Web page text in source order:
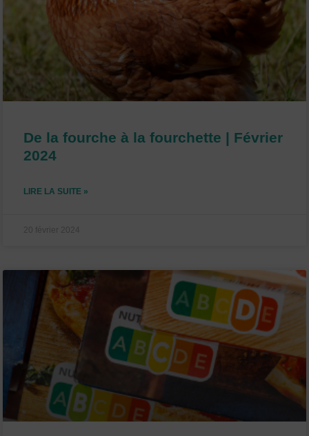
De la fourche à la fourchette | Février
2024
LIRE LA SUITE »
20 février 2024